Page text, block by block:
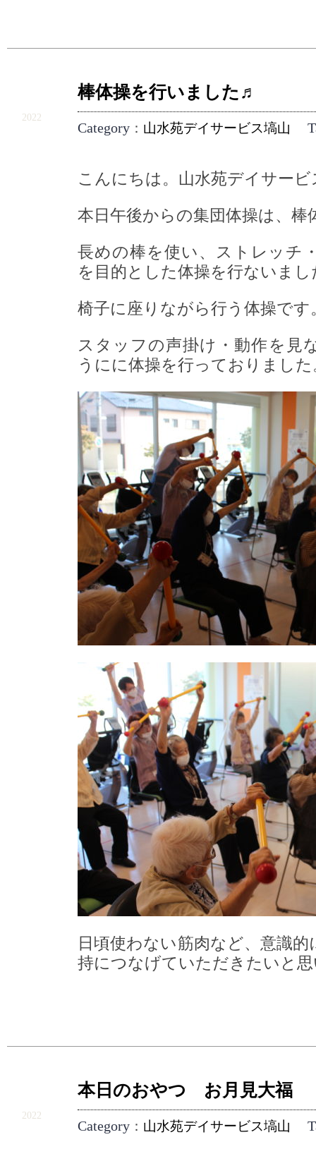
2022
棒体操を行いました♬
Category ： 山水苑デイサービス塙山
こんにちは。山水苑デイサー
本日午後からの集団体操は、棒
長めの棒を使い、ストレッチ
を目的とした体操を行ないまし
椅子に座りながら行う体操です
スタッフの声掛け・動作を見
うにに体操を行っておりました
日頃使わない筋肉など、意識
持につなげていただきたいと
2022
本日のおやつ お月見大福
Category ： 山水苑デイサービス塙山